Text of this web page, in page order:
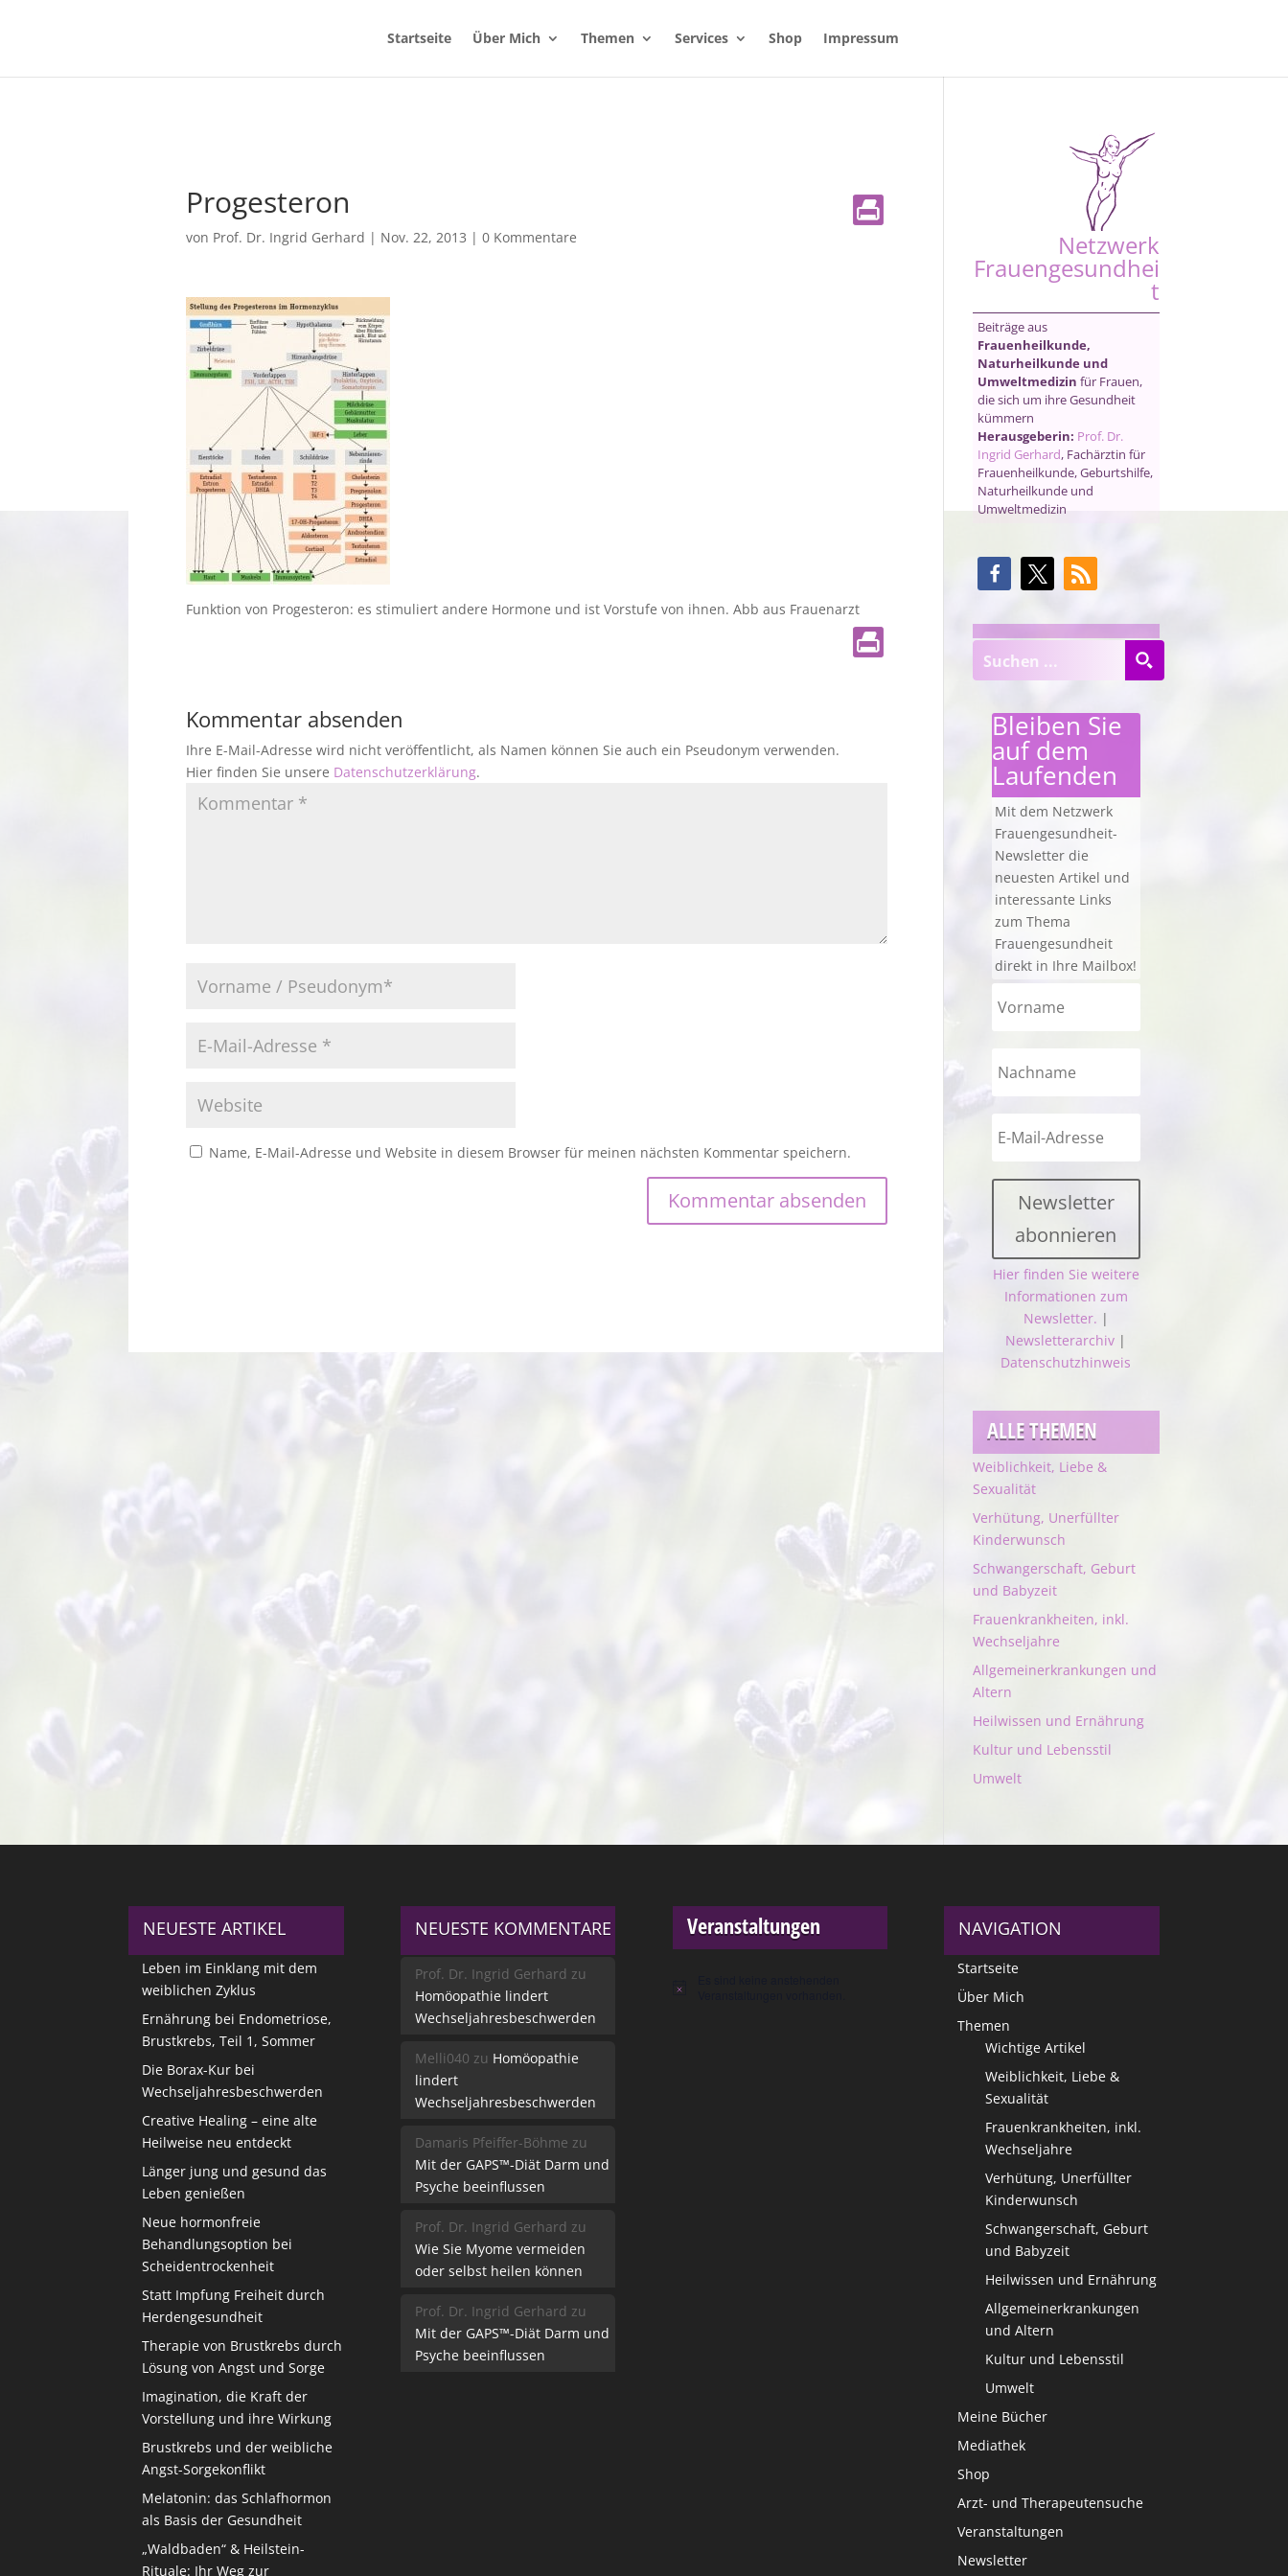
Startseite Über Mich Themen Services Shop Impressum
Progesteron
von Prof. Dr. Ingrid Gerhard | Nov. 22, 2013 | 0 Kommentare
Funktion von Progesteron: es stimuliert andere Hormone und ist Vorstufe von ihnen. Abb aus Frauenarzt
Kommentar absenden
Ihre E-Mail-Adresse wird nicht veröffentlicht, als Namen können Sie auch ein Pseudonym verwenden.
Hier finden Sie unsere Datenschutzerklärung.
Name, E-Mail-Adresse und Website in diesem Browser für meinen nächsten Kommentar speichern.
Netzwerk
Frauengesundhei
t
Beiträge aus
Frauenheilkunde,
Naturheilkunde und
Umweltmedizin für Frauen,
die sich um ihre Gesundheit
kümmern
Herausgeberin: Prof. Dr.
Ingrid Gerhard, Fachärztin für
Frauenheilkunde, Geburtshilfe,
Naturheilkunde und
Umweltmedizin
Bleiben Sie
auf dem
Laufenden
Mit dem Netzwerk
Frauengesundheit-
Newsletter die
neuesten Artikel und
interessante Links
zum Thema
Frauengesundheit
direkt in Ihre Mailbox!
Newsletter
abonnieren
Hier finden Sie weitere
Informationen zum
Newsletter. |
Newsletterarchiv |
Datenschutzhinweis
ALLE THEMEN
Weiblichkeit, Liebe &
Sexualität
Verhütung, Unerfüllter
Kinderwunsch
Schwangerschaft, Geburt
und Babyzeit
Frauenkrankheiten, inkl.
Wechseljahre
Allgemeinerkrankungen und
Altern
Heilwissen und Ernährung
Kultur und Lebensstil
Umwelt
NEUESTE ARTIKEL
Leben im Einklang mit dem
weiblichen Zyklus
Ernährung bei Endometriose,
Brustkrebs, Teil 1, Sommer
Die Borax-Kur bei
Wechseljahresbeschwerden
Creative Healing – eine alte
Heilweise neu entdeckt
Länger jung und gesund das
Leben genießen
Neue hormonfreie
Behandlungsoption bei
Scheidentrockenheit
Statt Impfung Freiheit durch
Herdengesundheit
Therapie von Brustkrebs durch
Lösung von Angst und Sorge
Imagination, die Kraft der
Vorstellung und ihre Wirkung
Brustkrebs und der weibliche
Angst-Sorgekonflikt
Melatonin: das Schlafhormon
als Basis der Gesundheit
„Waldbaden“ & Heilstein-
Rituale: Ihr Weg zur
NEUESTE KOMMENTARE
Prof. Dr. Ingrid Gerhard zu
Homöopathie lindert
Wechseljahresbeschwerden
Melli040 zu Homöopathie
lindert
Wechseljahresbeschwerden
Damaris Pfeiffer-Böhme zu
Mit der GAPS™-Diät Darm und
Psyche beeinflussen
Prof. Dr. Ingrid Gerhard zu
Wie Sie Myome vermeiden
oder selbst heilen können
Prof. Dr. Ingrid Gerhard zu
Mit der GAPS™-Diät Darm und
Psyche beeinflussen
Veranstaltungen
Hinweis
NAVIGATION
Startseite
Über Mich
Themen
Wichtige Artikel
Weiblichkeit, Liebe &
Sexualität
Frauenkrankheiten, inkl.
Wechseljahre
Verhütung, Unerfüllter
Kinderwunsch
Schwangerschaft, Geburt
und Babyzeit
Heilwissen und Ernährung
Allgemeinerkrankungen
und Altern
Kultur und Lebensstil
Umwelt
Meine Bücher
Mediathek
Shop
Arzt- und Therapeutensuche
Veranstaltungen
Newsletter